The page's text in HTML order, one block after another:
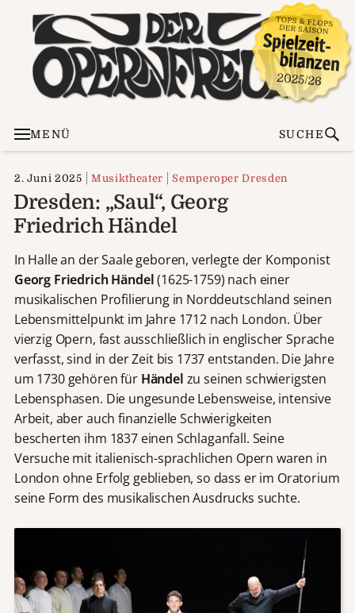
MENÜ SUCHE
2. Juni 2025 Musiktheater Semperoper Dresden
Dresden: „Saul“, Georg
Friedrich Händel
In Halle an der Saale geboren, verlegte der Komponist
Georg Friedrich Händel(1625-1759) nach einer
musikalischen Profilierung in Norddeutschland seinen
Lebensmittelpunkt im Jahre 1712 nach London. Über
vierzig Opern, fast ausschließlich in englischer Sprache
verfasst, sind in der Zeit bis 1737 entstanden. Die Jahre
um 1730 gehören für Händel zu seinen schwierigsten
Lebensphasen. Die ungesunde Lebensweise, intensive
Arbeit, aber auch finanzielle Schwierigkeiten
bescherten ihm 1837 einen Schlaganfall. Seine
Versuche mit italienisch-sprachlichen Opern waren in
London ohne Erfolg geblieben, so dass er im Oratorium
seine Form des musikalischen Ausdrucks suchte.